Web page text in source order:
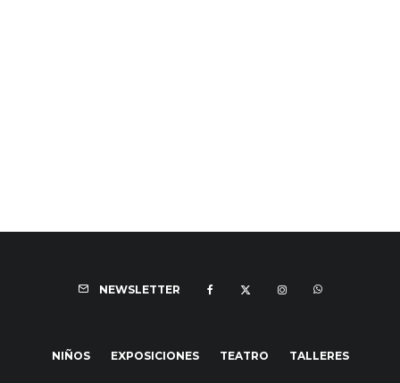
NEWSLETTER
NIÑOS EXPOSICIONES TEATRO TALLERES